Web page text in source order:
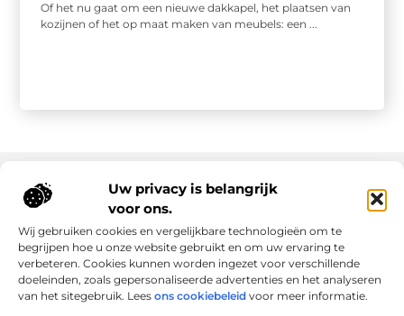
Uw privacy is belangrijk
voor ons.
Wij gebruiken cookies en vergelijkbare technologieën om te
begrijpen hoe u onze website gebruikt en om uw ervaring te
verbeteren. Cookies kunnen worden ingezet voor verschillende
doeleinden, zoals gepersonaliseerde advertenties en het analyseren
van het sitegebruik. Lees ons cookiebeleid voor meer informatie.
Of het nu gaat om een nieuwe dakkapel, het plaatsen van
kozijnen of het op maat maken van meubels: een ...
Onze informatie